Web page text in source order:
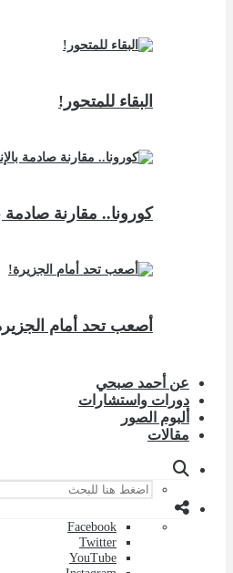
البقاء للمتحور!
كورونا.. مقارنة صادمة
أصعب تحد أمام
عن أحمد صبحي
دورات واستشارات
ألبوم الصور
مقالات
Facebook
Twitter
YouTube